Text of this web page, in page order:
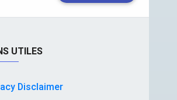
UTILES
Disclaimer